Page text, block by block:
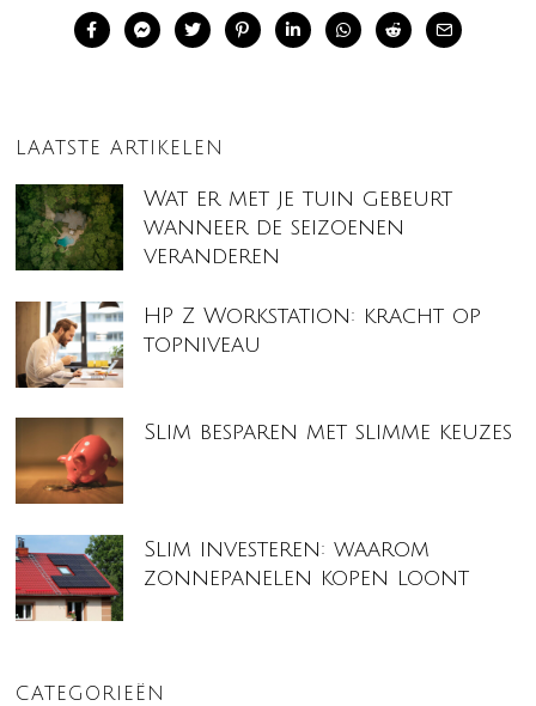
LAATSTE ARTIKELEN
Wat er met je tuin gebeurt
wanneer de seizoenen
veranderen
HP Z Workstation: kracht op
topniveau
Slim besparen met slimme keuzes
Slim investeren: waarom
zonnepanelen kopen loont
CATEGORIEËN